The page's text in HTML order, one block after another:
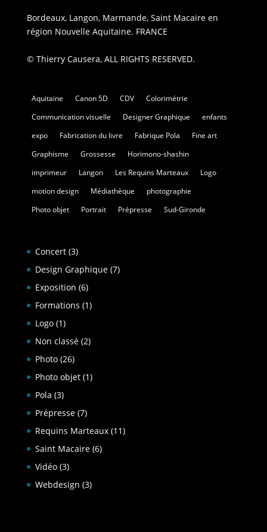
Bordeaux, Langon, Marmande, Saint Macaire en
région Nouvelle Aquitaine. FRANCE
© Thierry Causera, ALL RIGHTS RESERVED.
Aquitaine Canon 5D CDV
Colorimétrie
Communication visuelle
Designer Graphique
enfants
expo
Fabrication du livre Fabrique Pola
Fine art
Graphisme
Grossesse
Horimono-shashin
imprimeur
Langon Les Requins Marteaux
Logo
motion design
Médiathèque
photographie
Photo objet
Portrait Prépresse Sud-Gironde
Concert(3)
Design Graphique(7)
Exposition (6)
Formations (1)
Logo(1)
Non classé(2)
Photo(26)
Photo objet(1)
Pola (3)
Prépresse(7)
Requins Marteaux(11)
Saint Macaire(6)
Vidéo(3)
Webdesign (3)